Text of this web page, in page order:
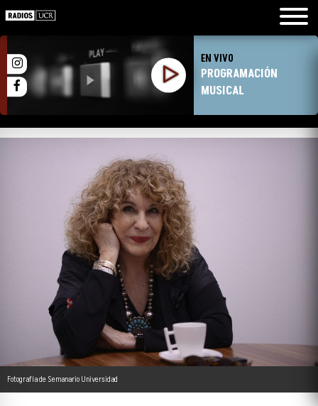
EN VIVO
PROGRAMACIÓN
MUSICAL
Fotografía de Semanario Universidad